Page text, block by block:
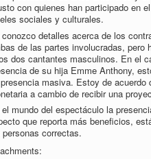
con quienes han participado en
sociales y culturales.
conozco detalles acerca de los
de las partes involucradas,
dos cantantes masculinos. En el
de su hija Emme Anthony,
masiva. Estoy de
a cambio de recibir una
el mundo del espectáculo la
que reporta más beneficios,
personas correctas.